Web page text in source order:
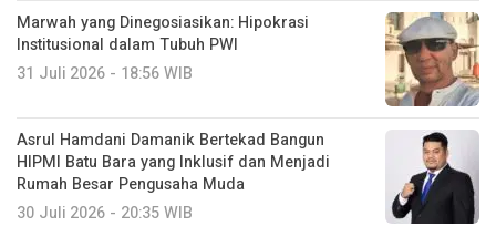
Marwah yang Dinegosiasikan: Hipokrasi
Institusional dalam Tubuh PWI
31 Juli 2026 - 18:56 WIB
Asrul Hamdani Damanik Bertekad Bangun
HIPMI Batu Bara yang Inklusif dan Menjadi
Rumah Besar Pengusaha Muda
30 Juli 2026 - 20:35 WIB